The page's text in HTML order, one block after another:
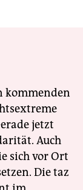
kommenden
jetzt
Auch
sich vor Ort
Die taz